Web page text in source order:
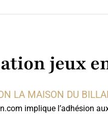
jeux
LA MAISON DU
implique l’adhésion